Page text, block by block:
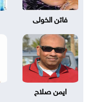
فاتن الخولى
ايمن صلاح